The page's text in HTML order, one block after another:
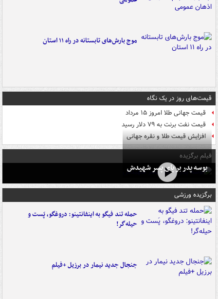
موج بارش‌های تابستانه در راه ۱۱ استان
قیمت‌های روز در یک نگاه
قیمت جهانی طلا امروز ۱۵ مرداد
قیمت نفت برنت به ۷۹ دلار رسید
افزایش قیمت طلا و نقره جهانی
فیلم برگزیده
بوسه‌ پدر بر پای پسر شهیدش
برگزیده ورزشی
حمله تند فیگو به اینفانتینو: دروغگو، پَست‌ و
حیله‌گر!
جنجال جدید نیمار در برزیل +فیلم